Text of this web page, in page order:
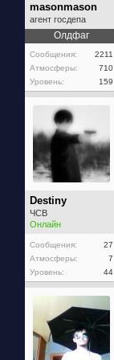
masonmason
агент госдепа
Олдфаг
Сообщения:
2211
Атмосферы:
710
Уровень:
159
Destiny
ЧСВ
Онлайн
Сообщения:
27
Атмосферы:
7
Уровень:
44